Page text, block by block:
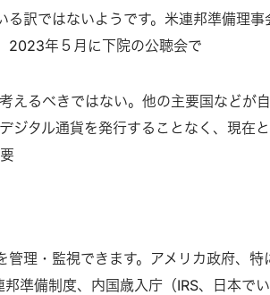
訳ではないようです。米連邦準備理事
2023年５月に下院の公聴会で
えるべきではない。他の主要国などが
ジタル通貨を発行することなく、現在
理・監視できます。アメリカ政府、特
準備制度、内国歳入庁（IRS、日本で